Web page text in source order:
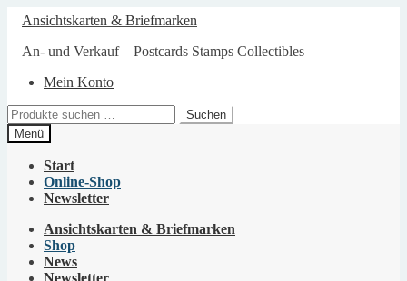
Zur
Navigation
springen
Zum
Inhalt
springen
Ansichtskarten & Briefmarken
An- und Verkauf – Postcards Stamps Collectibles
Mein Konto
Suchen
nach:
Suchen
Menü
Start
Online-Shop
Newsletter
Ansichtskarten & Briefmarken
Shop
News
Newsletter